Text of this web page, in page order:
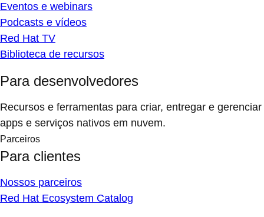
Eventos e webinars
Podcasts e vídeos
Red Hat TV
Biblioteca de recursos
Para desenvolvedores
Recursos e ferramentas para criar, entregar e gerenciar
apps e serviços nativos em nuvem.
Parceiros
Para clientes
Nossos parceiros
Red Hat Ecosystem Catalog